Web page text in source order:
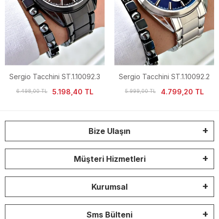
Sergio Tacchini ST.1.10092.3
Fonksiyonlu Erkek Kol Saati
6.498,00 TL 5.198,40 TL
Sergio Tacchini ST.1.10092.2
Fonksiyonlu Erkek Kol Saati
5.999,00 TL 4.799,20 TL
Bize Ulaşın
Müşteri Hizmetleri
Kurumsal
Sms Bülteni